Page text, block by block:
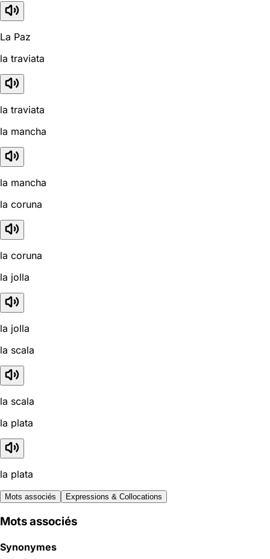
La Paz
la traviata
la traviata
la mancha
la mancha
la coruna
la coruna
la jolla
la jolla
la scala
la scala
la plata
la plata
Mots associés Expressions & Collocations
Mots associés
Synonymes